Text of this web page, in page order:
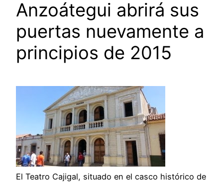
Anzoátegui abrirá sus
puertas nuevamente a
principios de 2015
El Teatro Cajigal, situado en el casco histórico de